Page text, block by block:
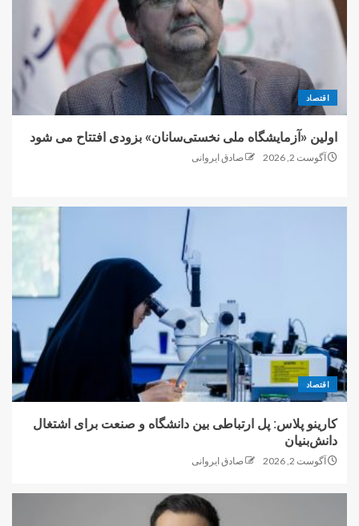
اقتصاد
اولین «آزمایشگاه ملی نخستی‌سانان» بزودی افتتاح می شود
آگوست 2, 2026 صادق ایروانی
اقتصاد
کارینو پلاس: پل ارتباطی بین دانشگاه و صنعت برای اشتغال
دانش‌بنیان
آگوست 2, 2026 صادق ایروانی